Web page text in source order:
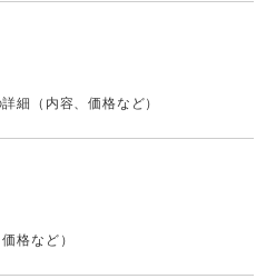
細（内容、価格など）
格など）